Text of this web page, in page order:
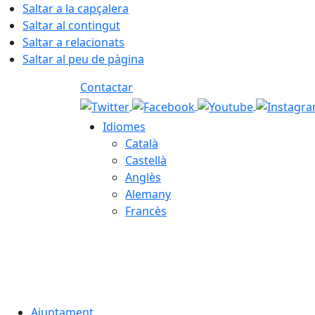
Saltar a la capçalera
Saltar al contingut
Saltar a relacionats
Saltar al peu de pàgina
Contactar
Idiomes
Català
Castellà
Anglès
Alemany
Francès